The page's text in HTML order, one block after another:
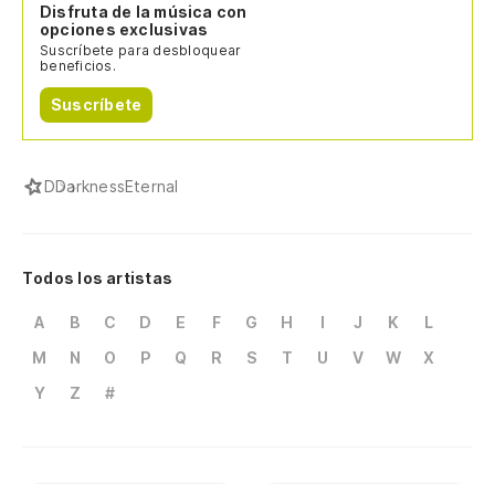
Disfruta de la música con
opciones exclusivas
Suscríbete para desbloquear
beneficios.
Suscríbete
DDarknessEternal
Todos los artistas
A B C D E F G H I J K
L
M
N O P Q R S T U V W
X
Y
Z #